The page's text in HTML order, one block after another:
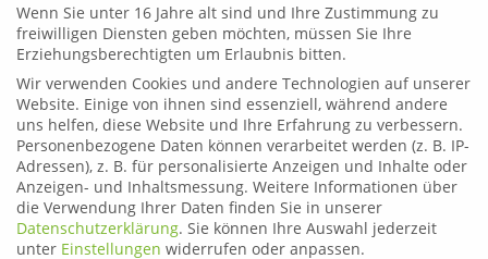
Leoben
Telefon: 03842 44254
Email:fahrschule.leoben@plonner.at
Liezen
Telefon:03612 21222
Email:fahrschule.liezen@plonner.at
Öffnungszeiten
Liezen: Montag bis Donnerstag: 9.00 – 12.00 und 13.00 –
Wenn Sie unter 16 Jahre alt sind und Ihre Zustimmung zu
freiwilligen Diensten geben möchten, müssen Sie Ihre
Erziehungsberechtigten um Erlaubnis bitten.
Wir verwenden Cookies und andere Technologien auf unserer
Website. Einige von ihnen sind essenziell, während andere
uns helfen, diese Website und Ihre Erfahrung zu verbessern.
Personenbezogene Daten können verarbeitet werden (z. B. IP-
Adressen), z. B. für personalisierte Anzeigen und Inhalte oder
Anzeigen- und Inhaltsmessung. Weitere Informationen über
die Verwendung Ihrer Daten finden Sie in unserer
Datenschutzerklärung. Sie können Ihre Auswahl jederzeit
unter Einstellungen widerrufen oder anpassen.